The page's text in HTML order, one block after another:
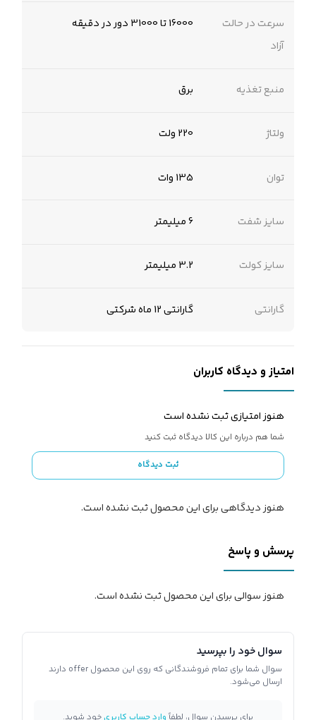
سرعت در حالت
آزاد
16000 تا 31000 دور در دقیقه
منبع تغذیه برق
ولتاژ 220 ولت
توان 135 وات
سایز شفت 6 میلیمتر
سایز کولت 3.2 میلیمتر
گارانتی گارانتی 12 ماه شرکتی
امتیاز و دیدگاه کاربران
هنوز امتیازی ثبت نشده است
شما هم درباره این کالا دیدگاه ثبت کنید
ثبت دیدگاه
هنوز دیدگاهی برای این محصول ثبت نشده است.
پرسش و پاسخ
هنوز سوالی برای این محصول ثبت نشده است.
سوال خود را بپرسید
سوال شما برای تمام فروشندگانی که روی این محصول offer دارند
ارسال می‌شود.
برای پرسیدن سوال، لطفاًوارد حساب کاربریخود شوید.